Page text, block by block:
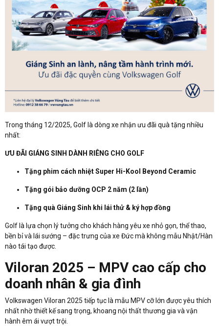
Trong tháng 12/2025, Golf là dòng xe nhận ưu đãi quà tặng nhiều
nhất:
ƯU ĐÃI GIÁNG SINH DÀNH RIÊNG CHO GOLF
Tặng phim cách nhiệt Super Hi-Kool Beyond Ceramic
Tặng gói bảo dưỡng OCP 2 năm (2 lần)
Tặng quà Giáng Sinh khi lái thử & ký hợp đồng
Golf là lựa chọn lý tưởng cho khách hàng yêu xe nhỏ gọn, thể thao,
bền bỉ và lái sướng – đặc trưng của xe Đức mà không mẫu Nhật/Hàn
nào tái tạo được.
Viloran 2025 – MPV cao cấp cho
doanh nhân & gia đình
Volkswagen Viloran 2025 tiếp tục là mẫu MPV cỡ lớn được yêu thích
nhất nhờ thiết kế sang trọng, khoang nội thất thương gia và vận
hành êm ái vượt trội.